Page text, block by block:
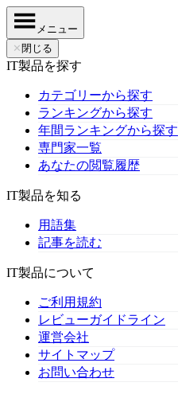
メニュー
✕ 閉じる
IT製品を探す
カテゴリーから探す
ランキングから探す
年間ランキングから探す
専門家一覧
あなたの閲覧履歴
IT製品を知る
用語集
記事を読む
IT製品について
ご利用規約
レビューガイドライン
運営会社
サイトマップ
お問い合わせ